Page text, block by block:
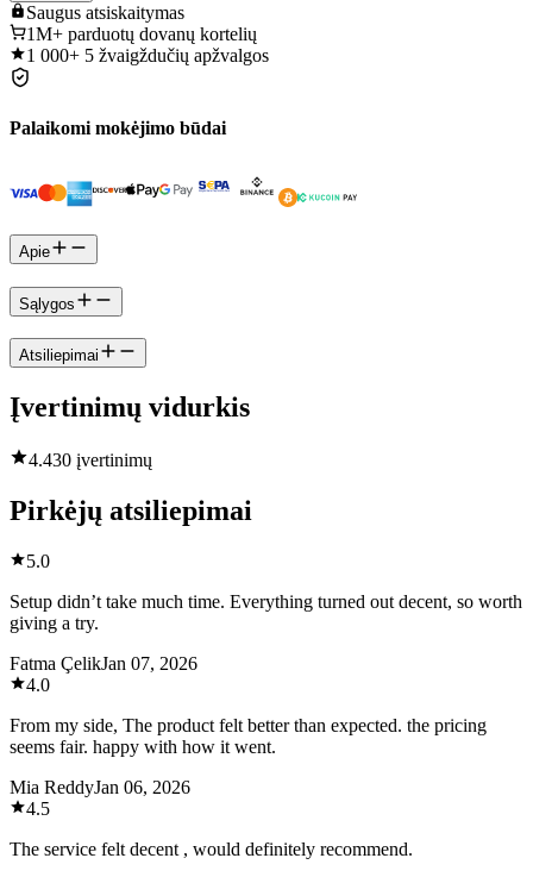
Saugus atsiskaitymas
1M+ parduotų dovanų kortelių
1 000+ 5 žvaigždučių apžvalgos
Palaikomi mokėjimo būdai
Apie
Sąlygos
Atsiliepimai
Įvertinimų vidurkis
4.430 įvertinimų
Pirkėjų atsiliepimai
5.0
Setup didn’t take much time. Everything turned out decent, so worth
giving a try.
Fatma ÇelikJan 07, 2026
4.0
From my side, The product felt better than expected. the pricing
seems fair. happy with how it went.
Mia ReddyJan 06, 2026
4.5
The service felt decent , would definitely recommend.